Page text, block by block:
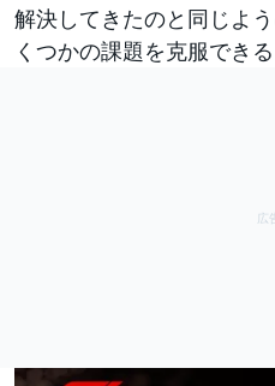
解決してきたのと同じよ
くつかの課題を克服でき